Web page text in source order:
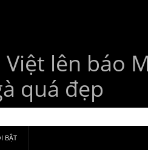
Việt lên báo
quá đẹp
BẬT